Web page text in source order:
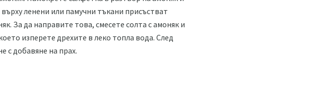
ленени или памучни тъкани присъстват
За да направите това, смесете солта с амоняк и
изперете дрехите в леко топла вода. След
с добавяне на прах.